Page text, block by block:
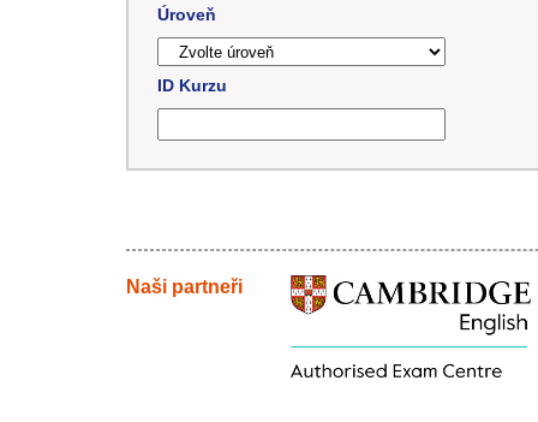
Úroveň
ID Kurzu
Naši partneři